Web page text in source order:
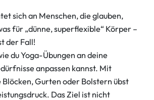
sich an Menschen, die glauben,
für „dünne, superflexible“ Körper –
der Fall!
du Yoga-Übungen an deine
anpassen kannst. Mit
Gurten oder Bolstern übst
Das Ziel ist nicht